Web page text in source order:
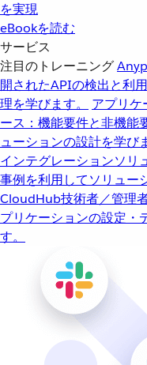
を実現
eBookを読む
サービス
注目のトレーニング
開されたAPIの検出と利
理を学びます。
アプリケ
ース：機能要件と非機能
ューションの設計を学び
インテグレーションソリ
事例を利用してソリュー
CloudHub技術者／管理
プリケーションの設定・
す。